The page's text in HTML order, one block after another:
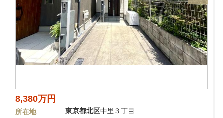
8,380万円
所在地 東京都北区中里３丁目